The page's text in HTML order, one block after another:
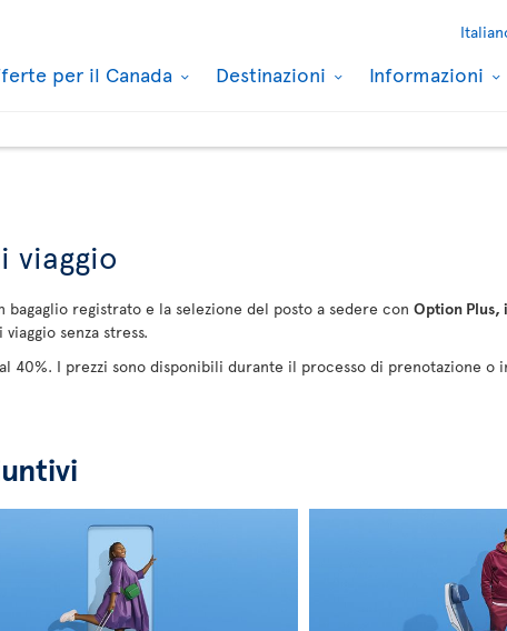
per il Canada Destinazioni Informazioni
viaggio
registrato e la selezione del posto a sedere con Option Plus,
senza stress.
40%. I prezzi sono disponibili durante il processo di prenotazione o